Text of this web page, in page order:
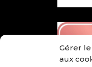
Gérer
aux